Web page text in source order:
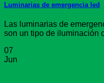
Luminarias de emergencia led
Las luminarias de
son un tipo de iluminación
07
Jun